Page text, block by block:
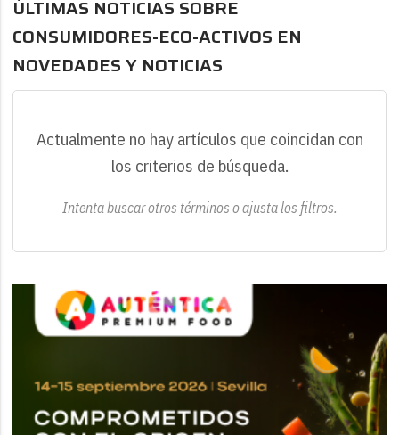
ÚLTIMAS NOTICIAS SOBRE
CONSUMIDORES-ECO-ACTIVOS EN
NOVEDADES Y NOTICIAS
Actualmente no hay artículos que coincidan con
los criterios de búsqueda.
Intenta buscar otros términos o ajusta los filtros.